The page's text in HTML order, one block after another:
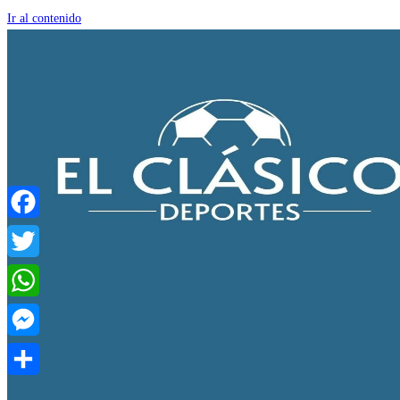
Ir al contenido
Facebook
Twitter
WhatsApp
Messenger